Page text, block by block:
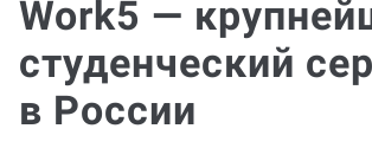
Work5 —
студенческий
в России